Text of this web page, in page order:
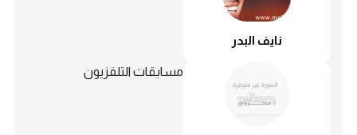
نايف البدر
مسابقات التلفزيون